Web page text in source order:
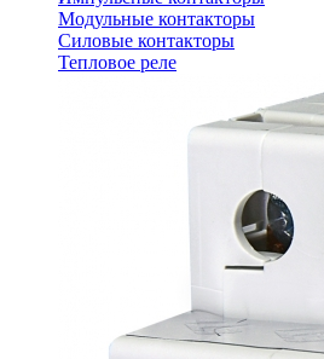
Модульные контакторы
Силовые контакторы
Тепловое реле